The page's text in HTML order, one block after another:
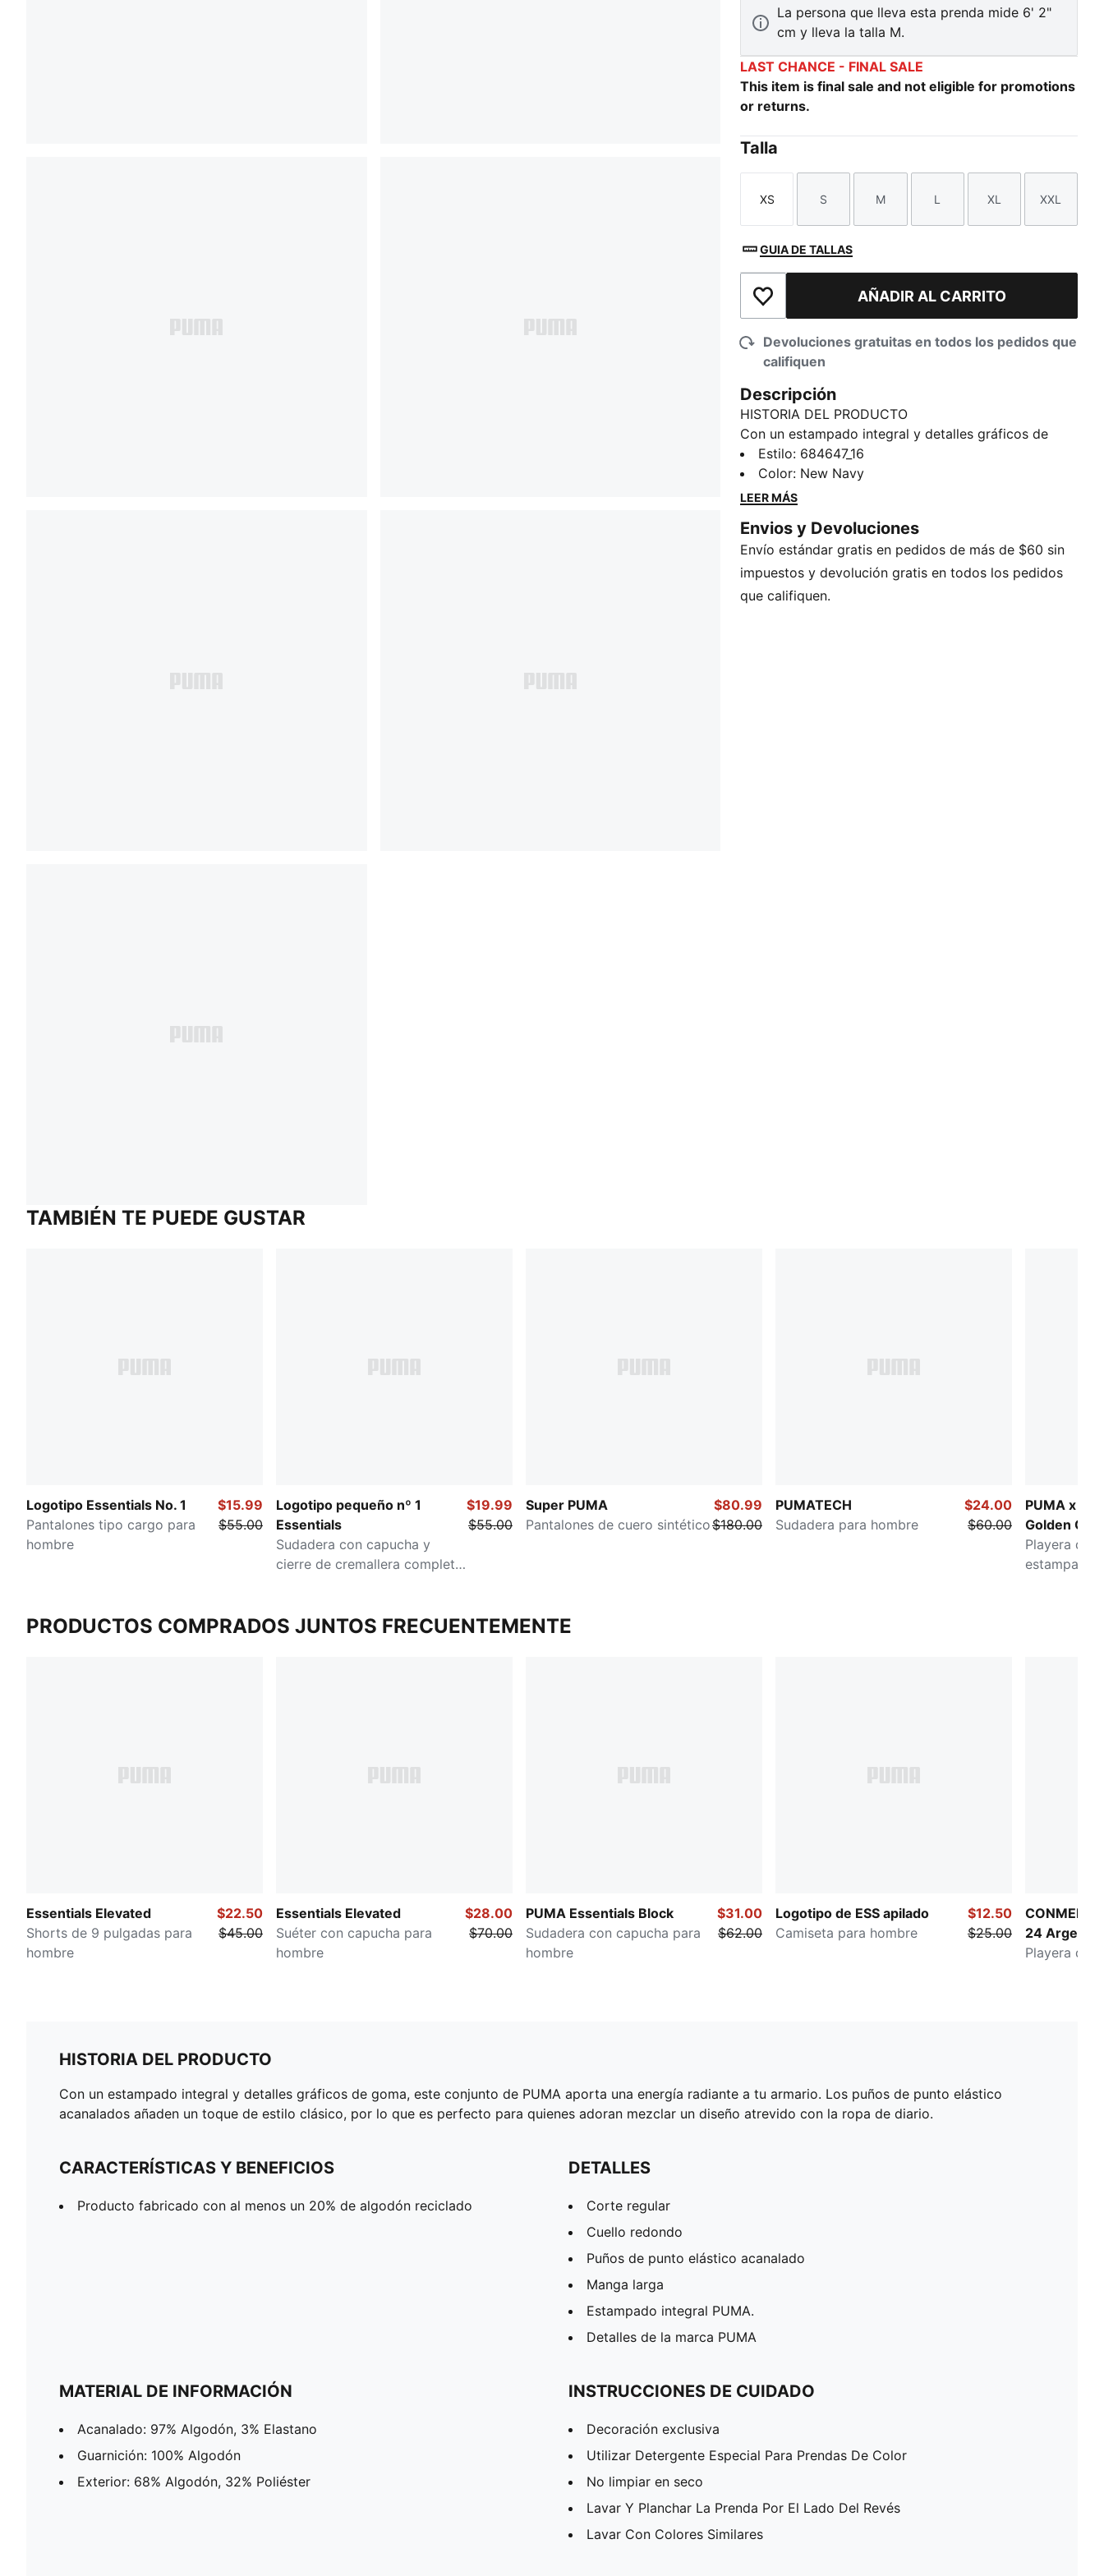
La persona que lleva esta prenda mide 6' 2"
cm y lleva la talla M.
LAST CHANCE - FINAL SALE
This item is final sale and not eligible for promotions
or returns.
Talla
Talla
XS
Talla
S
Talla
M
Talla
L
Talla
XL
Talla
XXL
GUIA DE TALLAS
Añadir a la lista de deseosAÑADIR AL CARRITO
Devoluciones gratuitas en todos los pedidos que
califiquen
Descripción
HISTORIA DEL PRODUCTO
Con un estampado integral y detalles gráficos de
goma, este conjunto de PUMA aporta una energía
radiante a tu armario. Los puños de punto elástico
acanalados añaden un toque de estilo clásico, por lo
diseño atrevido con la ropa de diario.
CARACTERÍSTICAS Y BENEFICIOS
Producto fabricado con al menos un 20% de algodón
reciclado
Estilo: 684647_16
Color: New Navy
LEER MÁS
Envios y Devoluciones
Envío estándar gratis en pedidos de más de $60 sin
impuestos y devolución gratis en todos los pedidos
que califiquen.
TAMBIÉN TE PUEDE GUSTAR
Logotipo Essentials No. 1
Pantalones tipo cargo para
hombre
$15.99
$55.00
Logotipo pequeño nº 1
Essentials
Sudadera con capucha y
cierre de cremallera completa
$19.99
$55.00
Super PUMA
Pantalones de cuero sintético
$80.99
$180.00
PUMATECH
Sudadera para hombre
$24.00
$60.00
PUMA x
Golden
Playera de
estampada
PRODUCTOS COMPRADOS JUNTOS FRECUENTEMENTE
Essentials Elevated
Shorts de 9 pulgadas para
hombre
$22.50
$45.00
Essentials Elevated
Suéter con capucha para
hombre
$28.00
$70.00
PUMA Essentials Block
Sudadera con capucha para
hombre
$31.00
$62.00
Logotipo de ESS apilado
Camiseta para hombre
$12.50
$25.00
24
Playera de
HISTORIA DEL PRODUCTO
Con un estampado integral y detalles gráficos de goma, este conjunto de PUMA aporta una energía radiante a tu armario. Los puños de punto elástico
acanalados añaden un toque de estilo clásico, por lo que es perfecto para quienes adoran mezclar un diseño atrevido con la ropa de diario.
CARACTERÍSTICAS Y BENEFICIOS
Producto fabricado con al menos un 20% de algodón reciclado
DETALLES
Corte regular
Cuello redondo
Puños de punto elástico acanalado
Manga larga
Estampado integral PUMA.
Detalles de la marca PUMA
MATERIAL DE INFORMACIÓN
Acanalado: 97% Algodón, 3% Elastano
Guarnición: 100% Algodón
Exterior: 68% Algodón, 32% Poliéster
INSTRUCCIONES DE CUIDADO
Decoración exclusiva
Utilizar Detergente Especial Para Prendas De Color
No limpiar en seco
Lavar Y Planchar La Prenda Por El Lado Del Revés
Lavar Con Colores Similares